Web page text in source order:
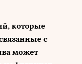
которые
с
может